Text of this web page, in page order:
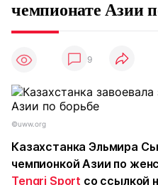
чемпионате Азии
9
©uww.org
Казахстанка Эльмира
чемпионкой Азии по
Tengri Sport со ссылкой